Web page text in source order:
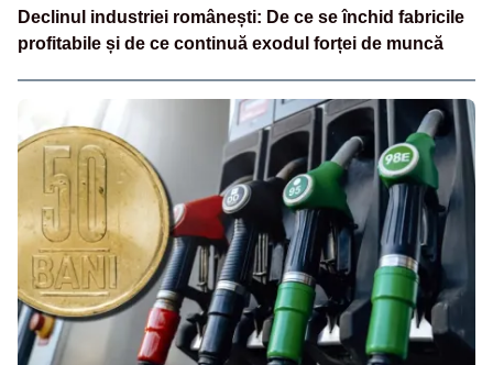
Declinul industriei românești: De ce se închid fabricile
profitabile și de ce continuă exodul forței de muncă